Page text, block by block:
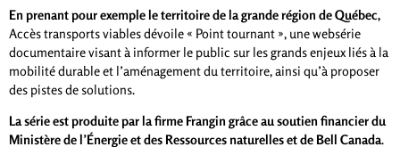
En prenant pour exemple le territoire de la grande région de Québec,
Accès transports viables dévoile « Point tournant », une websérie
documentaire visant à informer le public sur les grands enjeux liés à la
mobilité durable et l’aménagement du territoire, ainsi qu’à proposer
des pistes de solutions.
La série est produite par la firme Frangin grâce au soutien financier du
Ministère de l’Énergie et des Ressources naturelles et de Bell Canada.